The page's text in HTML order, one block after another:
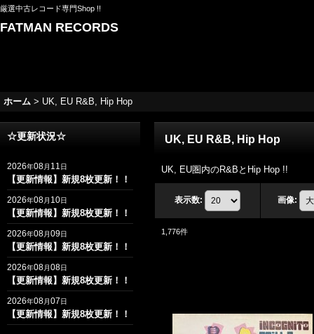
厳選中古レコード専門Shop !!
FATMAN RECORDS
ホーム > UK, EU R&B, Hip Hop
☆更新状況☆
2026年08月 11日
【更新情報】新規8枚更新！！
2026年08月 10日
【更新情報】新規8枚更新！！
2026年08月09日
【更新情報】新規8枚更新！！
2026年08月08日
【更新情報】新規8枚更新！！
2026年08月07日
【更新情報】新規8枚更新！！
UK, EU R&B, Hip Hop
UK, EU圏内のR&BとHip Hop !!
表示数: 画像:
1,776件